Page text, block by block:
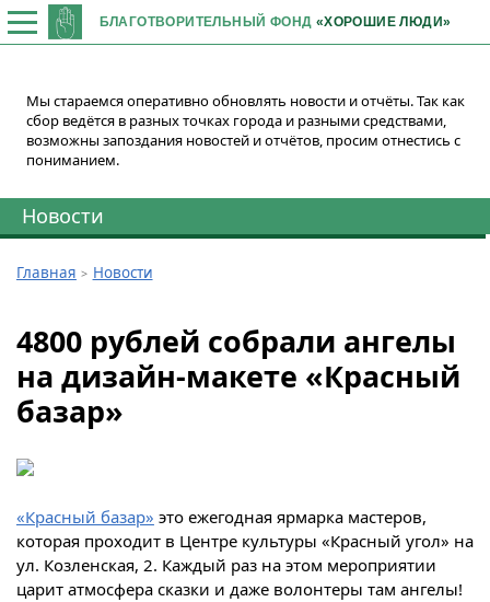
БЛАГОТВОРИТЕЛЬНЫЙ ФОНД «ХОРОШИЕ ЛЮДИ»
Мы стараемся оперативно обновлять новости и отчёты. Так как
сбор ведётся в разных точках города и разными средствами,
возможны запоздания новостей и отчётов, просим отнестись с
пониманием.
Новости
Главная Новости
4800 рублей собрали ангелы
на дизайн-макете «Красный
базар»
«Красный базар» это ежегодная ярмарка мастеров,
которая проходит в Центре культуры «Красный угол» на
ул. Козленская, 2. Каждый раз на этом мероприятии
царит атмосфера сказки и даже волонтеры там ангелы!